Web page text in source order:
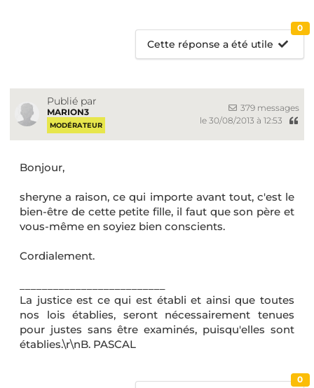
Cette réponse a été utile
0
Publié par
MARION3
MODÉRATEUR
379 messages
le 30/08/2013 à 12:53
Bonjour,
sheryne a raison, ce qui importe avant tout, c'est le
bien-être de cette petite fille, il faut que son père et
vous-même en soyiez bien conscients.
Cordialement.
La justice est ce qui est établi et ainsi que toutes
nos lois établies, seront nécessairement tenues
pour justes sans être examinés, puisqu'elles sont
établies.\r\nB. PASCAL
0